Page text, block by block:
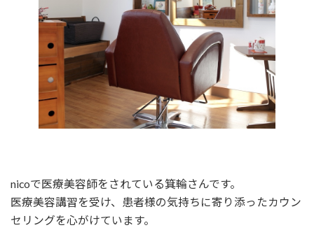
nicoで医療美容師をされている箕輪さんです。
医療美容講習を受け、患者様の気持ちに寄り添ったカウン
セリングを心がけています。